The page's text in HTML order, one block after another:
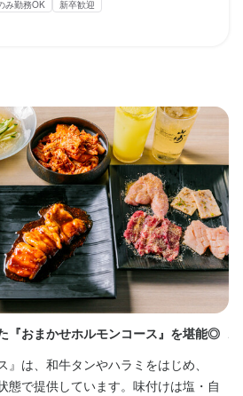
み勤務OK
新卒歓迎
『おまかせホルモンコース』を堪能◎
』は、和牛タンやハラミをはじめ、
態で提供しています。味付けは塩・自
新卒歓迎 第二新卒歓迎
女性活躍中
カ(徒歩5分以内)
個人経営(2店舗以内)
員と面接 面接1回
集】
で、ホール・接客・仕込みなど全てを
増えてきましたが、一緒にオープン
員の方を募集しております
、一緒に店舗作りを進めてくれる仲間